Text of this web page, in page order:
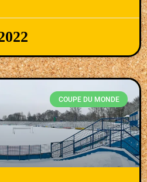
COUPE DU MONDE